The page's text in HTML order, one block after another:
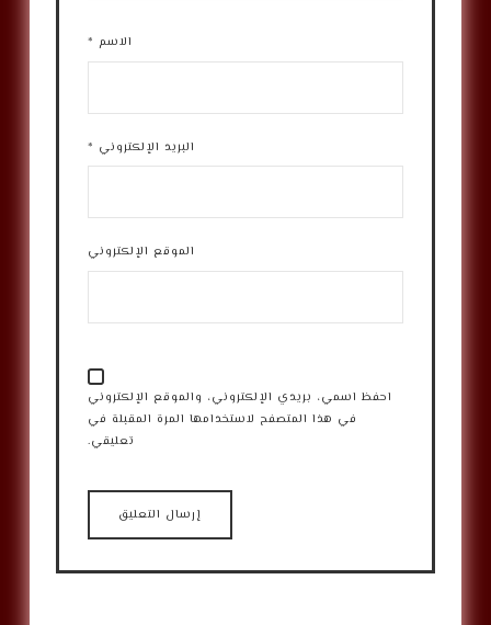
الاسم *
البريد الإلكتروني *
الموقع الإلكتروني
احفظ اسمي، بريدي الإلكتروني، والموقع الإلكتروني
في هذا المتصفح لاستخدامها المرة المقبلة في
تعليقي.